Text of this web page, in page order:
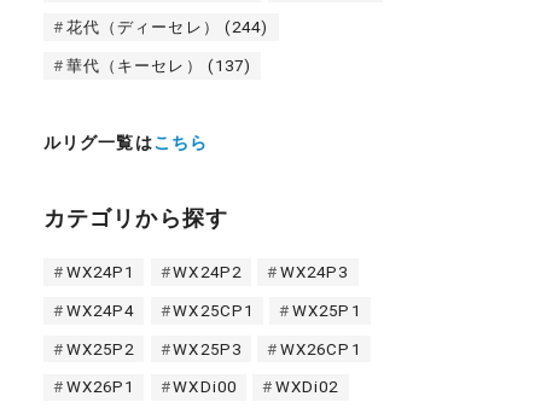
花代（ディーセレ） (244)
華代（キーセレ） (137)
ルリグ一覧はこちら
カテゴリから探す
WX24P1 WX24P2 WX24P3
WX24P4 WX25CP1 WX25P1
WX25P2 WX25P3 WX26CP1
WX26P1 WXDi00 WXDi02